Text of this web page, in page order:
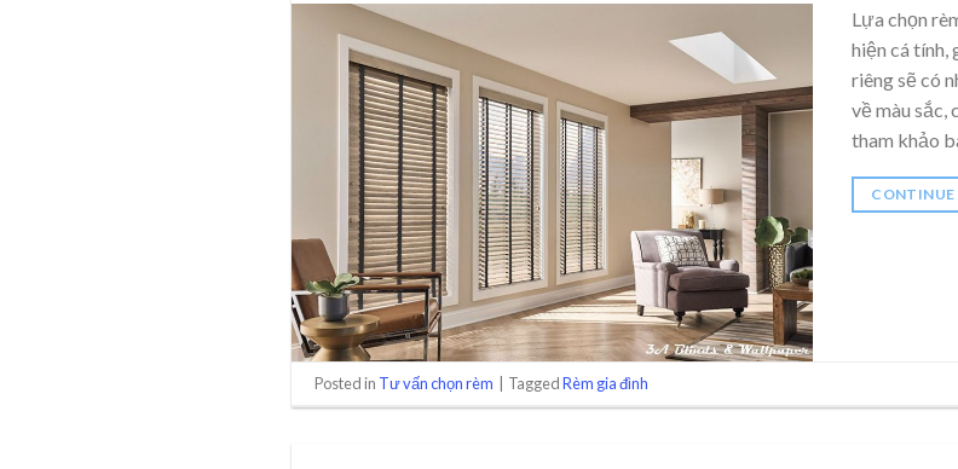
Lựa chọn
hiện cá tính,
riêng sẽ có
về màu sắc,
tham khảo
CONTINUE
Posted in Tư vấn chọn rèm TaggedRèm gia đình